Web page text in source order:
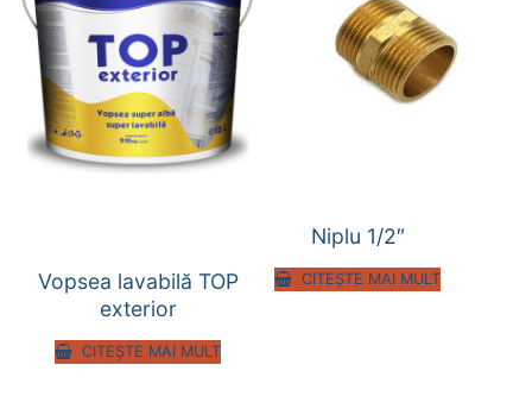
Vopsea lavabilă TOP
exterior
CITEȘTE MAI MULT
Niplu 1/2″
CITEȘTE MAI MULT